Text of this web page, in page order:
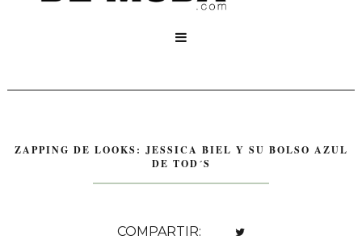

ZAPPING DE LOOKS: JESSICA BIEL Y SU BOLSO AZUL
DE TOD´S
COMPARTIR: